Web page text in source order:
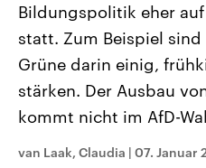
Landtagswahl Sachsen-Anhalt
2026
Alle Informationen
Sachsen-Anhalt wählt am 6.
September 2026 einen neuen
Landtag. Seit 2021 wird das
Bundesland von einer
Umfragen, Prognosen,
Wahlprogramme, aktuelle
Bildungspolitik eher
statt. Zum Beispiel sind
Grüne darin einig,
stärken. Der Ausbau
kommt nicht im AfD-
van Laak, Claudia | 07. Januar